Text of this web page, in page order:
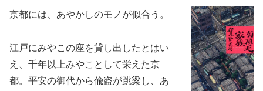
京都には、あやかしのモノが似合う。
江戸にみやこの座を貸し出したとはい
え、千年以上みやことして栄えた京
都。平安の御代から偸盗が跳梁し、あ